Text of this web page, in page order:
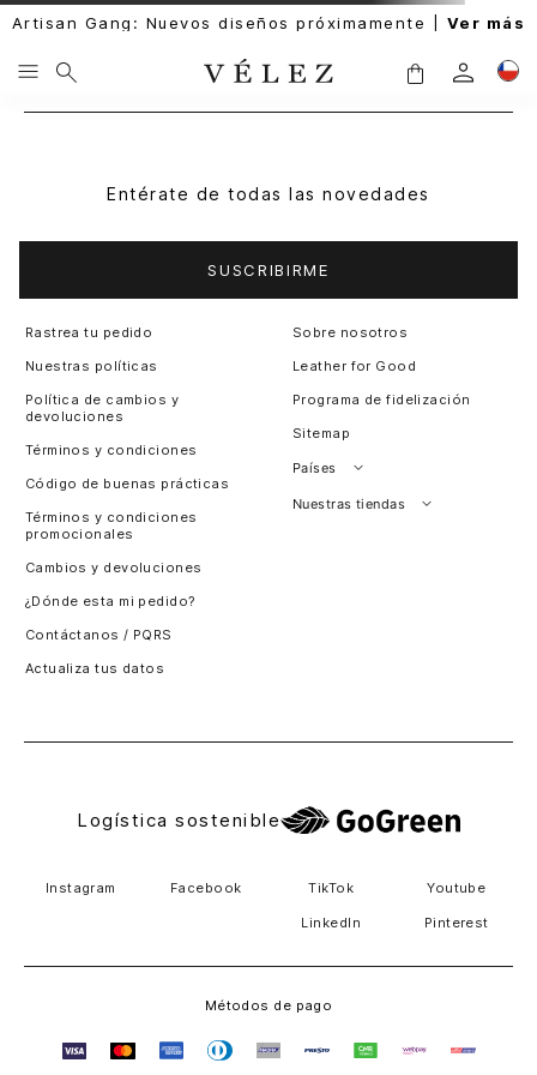
Artisan Gang: Nuevos diseños próximamente | Ver más
Entérate de todas las novedades
SUSCRIBIRME
Rastrea tu pedido
Nuestras políticas
Política de cambios y
devoluciones
Términos y condiciones
Código de buenas prácticas
Términos y condiciones
promocionales
Cambios y devoluciones
¿Dónde esta mi pedido?
Contáctanos / PQRS
Actualiza tus datos
Sobre nosotros
Leather for Good
Programa de fidelización
Sitemap
Países
Perú
Nuestras tiendas
Logística sostenible
Instagram Facebook TikTok Youtube
LinkedIn Pinterest
Métodos de pago